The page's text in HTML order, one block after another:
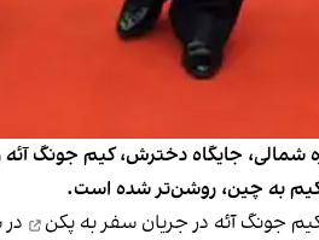
شمالی، جایگاه دخترش، کیم جونگ
کیم به چین، روشن‌تر شده است.
جونگ آئه در جریان سفر به پکن